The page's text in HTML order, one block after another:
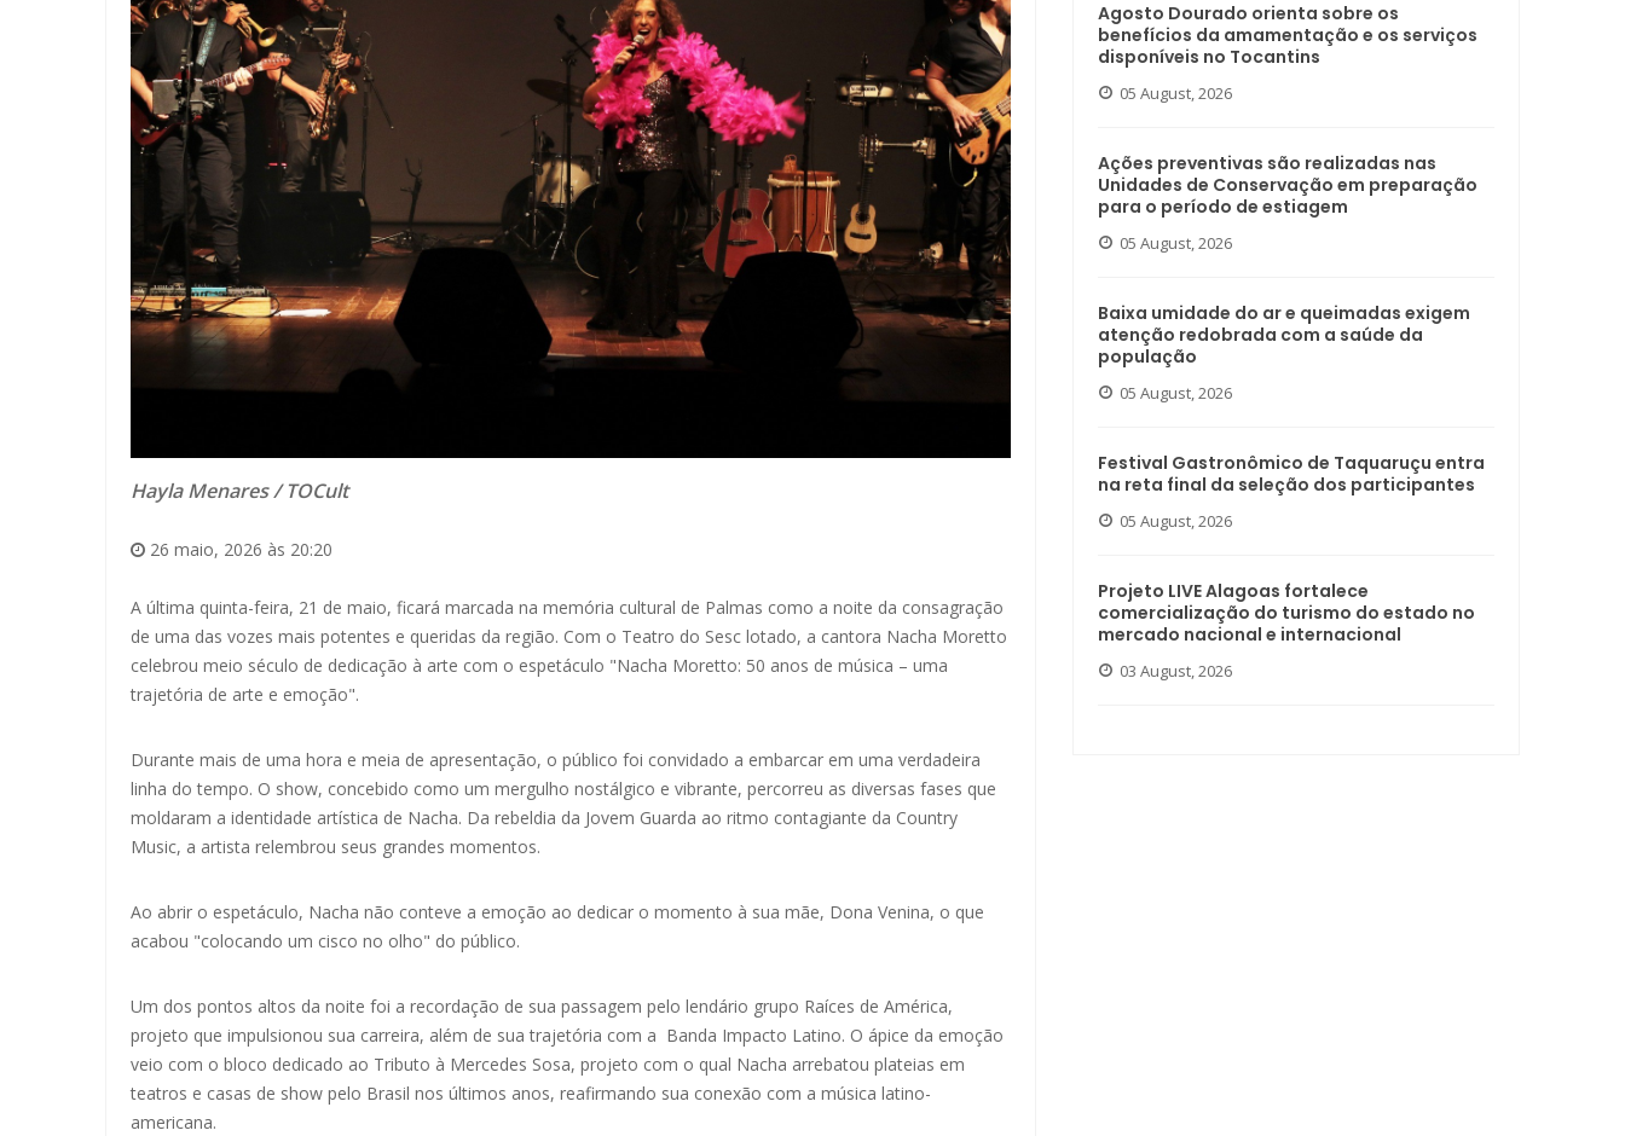
Hayla Menares / TOCult
26 maio, 2026 às 20:20
A última quinta-feira, 21 de maio, ficará marcada na memória cultural de Palmas como a noite da consagração
de uma das vozes mais potentes e queridas da região. Com o Teatro do Sesc lotado, a cantora Nacha Moretto
celebrou meio século de dedicação à arte com o espetáculo "Nacha Moretto: 50 anos de música – uma
trajetória de arte e emoção".
Durante mais de uma hora e meia de apresentação, o público foi convidado a embarcar em uma verdadeira
linha do tempo. O show, concebido como um mergulho nostálgico e vibrante, percorreu as diversas fases que
moldaram a identidade artística de Nacha. Da rebeldia da Jovem Guarda ao ritmo contagiante da Country
Music, a artista relembrou seus grandes momentos.
Ao abrir o espetáculo, Nacha não conteve a emoção ao dedicar o momento à sua mãe, Dona Venina, o que
acabou "colocando um cisco no olho" do público.
Um dos pontos altos da noite foi a recordação de sua passagem pelo lendário grupo Raíces de América,
projeto que impulsionou sua carreira, além de sua trajetória com a Banda Impacto Latino. O ápice da emoção
veio com o bloco dedicado ao Tributo à Mercedes Sosa, projeto com o qual Nacha arrebatou plateias em
teatros e casas de show pelo Brasil nos últimos anos, reafirmando sua conexão com a música latino-
americana.
Agosto Dourado orienta sobre os
benefícios da amamentação e os serviços
disponíveis no Tocantins
05 August, 2026
Ações preventivas são realizadas nas
Unidades de Conservação em preparação
para o período de estiagem
05 August, 2026
Baixa umidade do ar e queimadas exigem
atenção redobrada com a saúde da
população
05 August, 2026
Festival Gastronômico de Taquaruçu entra
na reta final da seleção dos participantes
05 August, 2026
Projeto LIVE Alagoas fortalece
comercialização do turismo do estado no
mercado nacional e internacional
03 August, 2026